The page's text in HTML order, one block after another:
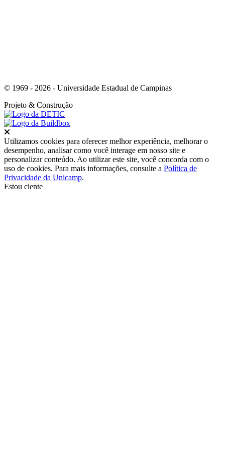
© 1969 - 2026 - Universidade Estadual de Campinas
Projeto & Construção
Utilizamos cookies para oferecer melhor experiência, melhorar o
desempenho, analisar como você interage em nosso site e
personalizar conteúdo. Ao utilizar este site, você concorda com o
uso de cookies. Para mais informações, consulte a Política de
Privacidade da Unicamp.
Estou ciente